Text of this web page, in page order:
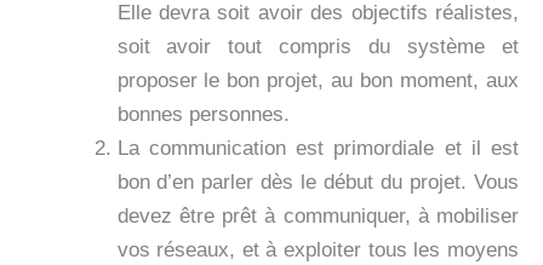
Elle devra soit avoir des objectifs réalistes,
soit avoir tout compris du système et
proposer le bon projet, au bon moment, aux
bonnes personnes.
La communication est primordiale et il est
bon d’en parler dès le début du projet. Vous
devez être prêt à communiquer, à mobiliser
vos réseaux, et à exploiter tous les moyens